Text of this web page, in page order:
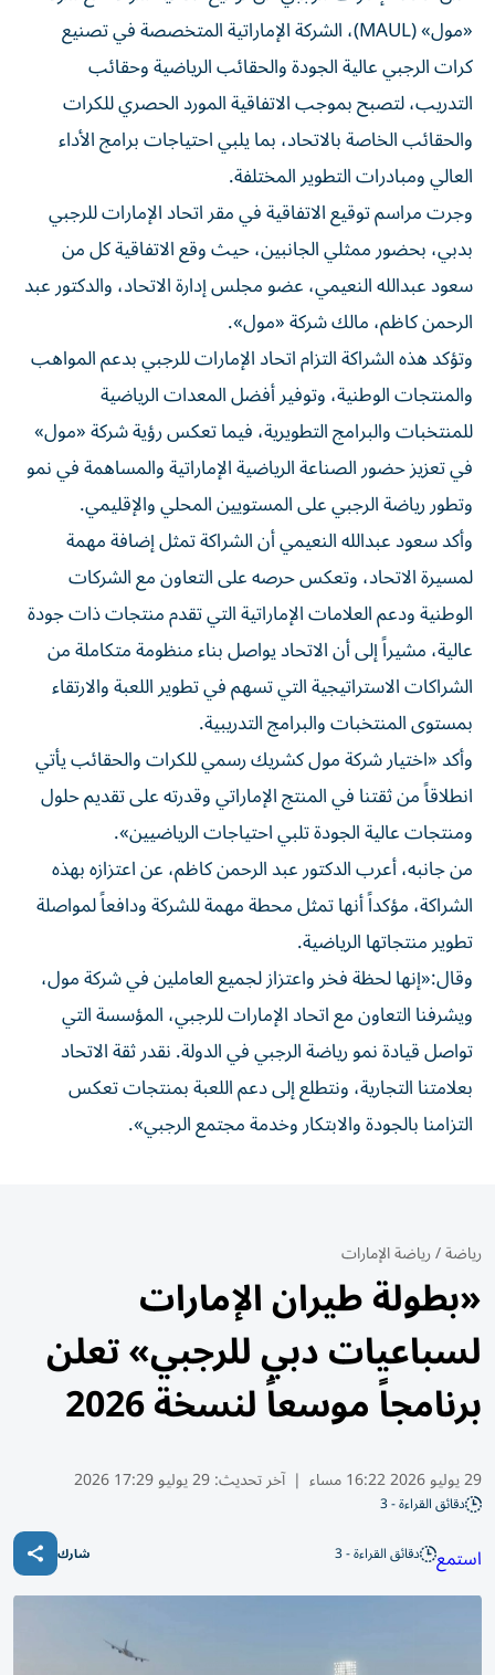
«مول» (MAUL)، الشركة الإماراتية المتخصصة في تصنيع
كرات الرجبي عالية الجودة والحقائب الرياضية وحقائب
التدريب، لتصبح بموجب الاتفاقية المورد الحصري للكرات
والحقائب الخاصة بالاتحاد، بما يلبي احتياجات برامج الأداء
العالي ومبادرات التطوير المختلفة.
وجرت مراسم توقيع الاتفاقية في مقر اتحاد الإمارات للرجبي
بدبي، بحضور ممثلي الجانبين، حيث وقع الاتفاقية كل من
سعود عبدالله النعيمي، عضو مجلس إدارة الاتحاد، والدكتور عبد
الرحمن كاظم، مالك شركة «مول».
وتؤكد هذه الشراكة التزام اتحاد الإمارات للرجبي بدعم المواهب
والمنتجات الوطنية، وتوفير أفضل المعدات الرياضية
للمنتخبات والبرامج التطويرية، فيما تعكس رؤية شركة «مول»
في تعزيز حضور الصناعة الرياضية الإماراتية والمساهمة في نمو
وتطور رياضة الرجبي على المستويين المحلي والإقليمي.
وأكد سعود عبدالله النعيمي أن الشراكة تمثل إضافة مهمة
لمسيرة الاتحاد، وتعكس حرصه على التعاون مع الشركات
الوطنية ودعم العلامات الإماراتية التي تقدم منتجات ذات جودة
عالية، مشيراً إلى أن الاتحاد يواصل بناء منظومة متكاملة من
الشراكات الاستراتيجية التي تسهم في تطوير اللعبة والارتقاء
بمستوى المنتخبات والبرامج التدريبية.
وأكد «اختيار شركة مول كشريك رسمي للكرات والحقائب يأتي
انطلاقاً من ثقتنا في المنتج الإماراتي وقدرته على تقديم حلول
ومنتجات عالية الجودة تلبي احتياجات الرياضيين».
من جانبه، أعرب الدكتور عبد الرحمن كاظم، عن اعتزازه بهذه
الشراكة، مؤكداً أنها تمثل محطة مهمة للشركة ودافعاً لمواصلة
تطوير منتجاتها الرياضية.
وقال:«إنها لحظة فخر واعتزاز لجميع العاملين في شركة مول،
ويشرفنا التعاون مع اتحاد الإمارات للرجبي، المؤسسة التي
تواصل قيادة نمو رياضة الرجبي في الدولة. نقدر ثقة الاتحاد
بعلامتنا التجارية، ونتطلع إلى دعم اللعبة بمنتجات تعكس
التزامنا بالجودة والابتكار وخدمة مجتمع الرجبي».
رياضة/رياضة الإمارات
«بطولة طيران الإمارات
لسباعيات دبي للرجبي» تعلن
برنامجاً موسعاً لنسخة 2026
29 يوليو 2026 16:22 مساء | آخر تحديث:29 يوليو 17:29 2026
دقائق القراءة - 3
استمع دقائق القراءة - 3 شارك